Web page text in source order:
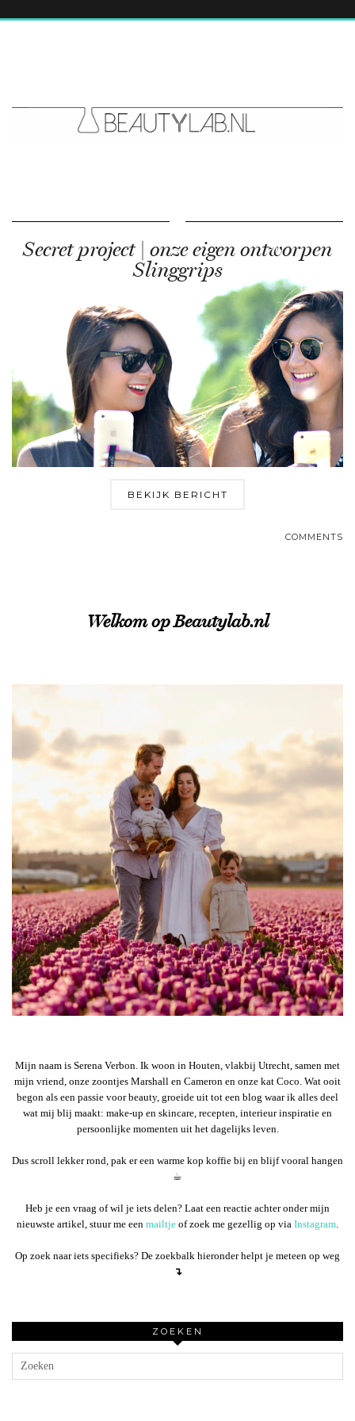
Secret project | onze eigen ontworpen
Slinggrips
BEKIJK BERICHT
COMMENTS
Welkom op Beautylab.nl
Mijn naam is Serena Verbon. Ik woon in Houten, vlakbij Utrecht, samen met
mijn vriend, onze zoontjes Marshall en Cameron en onze kat Coco. Wat ooit
begon als een passie voor beauty, groeide uit tot een blog waar ik alles deel
wat mij blij maakt: make-up en skincare, recepten, interieur inspiratie en
persoonlijke momenten uit het dagelijks leven.
Dus scroll lekker rond, pak er een warme kop koffie bij en blijf vooral hangen
☕︎
Heb je een vraag of wil je iets delen? Laat een reactie achter onder mijn
nieuwste artikel, stuur me een mailtje of zoek me gezellig op via Instagram
Op zoek naar iets specifieks? De zoekbalk hieronder helpt je meteen op weg
↴
ZOEKEN